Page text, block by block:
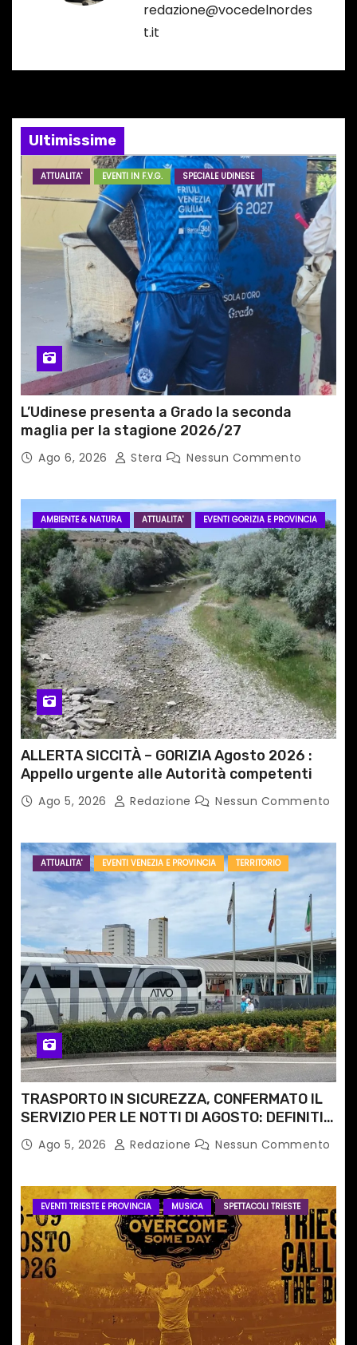
e
a
r
i
c
l
i
redazione@vocedelnordes
t.it
Ultimissime
ATTUALITA' EVENTI IN F.V.G. SPECIALE UDINESE
L’Udinese presenta a Grado la seconda
maglia per la stagione 2026/27
Ago 6, 2026 Stera Nessun Commento
AMBIENTE & NATURA ATTUALITA' EVENTI GORIZIA E PROVINCIA
ALLERTA SICCITÀ – GORIZIA Agosto 2026 :
Appello urgente alle Autorità competenti
Ago 5, 2026 Redazione Nessun Commento
ATTUALITA' EVENTI VENEZIA E PROVINCIA TERRITORIO
TRASPORTO IN SICUREZZA, CONFERMATO IL
SERVIZIO PER LE NOTTI DI AGOSTO: DEFINITI
PERCORSI, FERMATE E ORARIO
Ago 5, 2026 Redazione Nessun Commento
EVENTI TRIESTE E PROVINCIA MUSICA SPETTACOLI TRIESTE